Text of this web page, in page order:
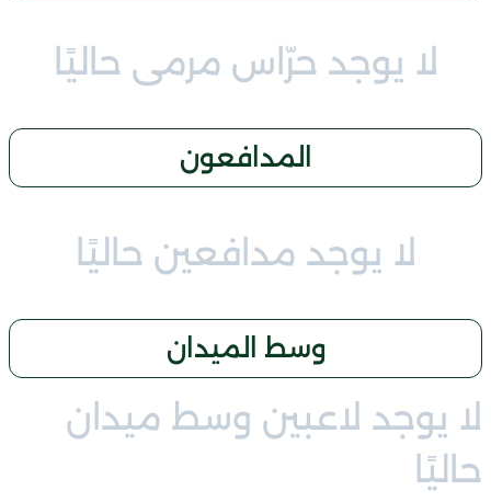
لا يوجد حرّاس مرمى حاليًا
المدافعون
لا يوجد مدافعين حاليًا
وسط الميدان
لا يوجد لاعبين وسط ميدان
حاليًا